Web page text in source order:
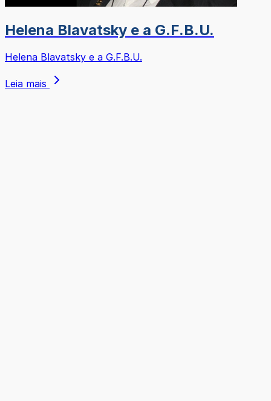
Helena Blavatsky e a G.F.B.U.
Helena Blavatsky e a G.F.B.U.
Leia mais